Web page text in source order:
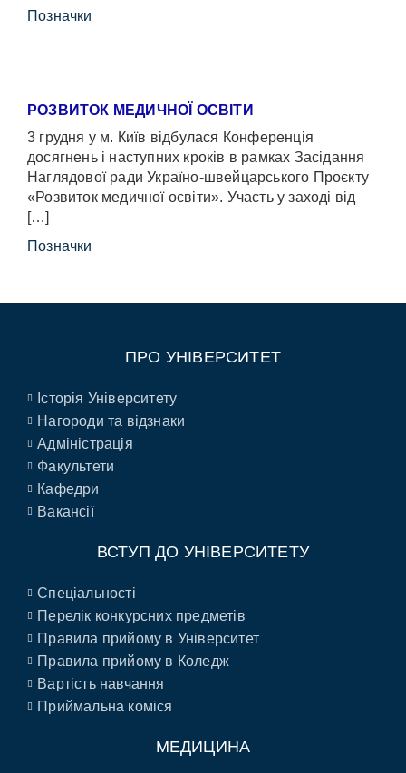
Позначки
РОЗВИТОК МЕДИЧНОЇ ОСВІТИ
3 грудня у м. Київ відбулася Конференція
досягнень і наступних кроків в рамках Засідання
Наглядової ради Україно-швейцарського Проєкту
«Розвиток медичної освіти». Участь у заході від
[…]
Позначки
ПРО УНІВЕРСИТЕТ
Історія Університету
Нагороди та відзнаки
Адміністрація
Факультети
Кафедри
Вакансії
ВСТУП ДО УНІВЕРСИТЕТУ
Спеціальності
Перелік конкурсних предметів
Правила прийому в Університет
Правила прийому в Коледж
Вартість навчання
Приймальна коміся
МЕДИЦИНА